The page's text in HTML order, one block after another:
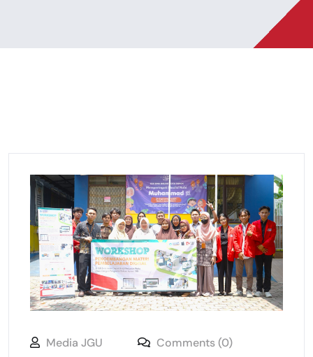
Media JGU
Comments (0)